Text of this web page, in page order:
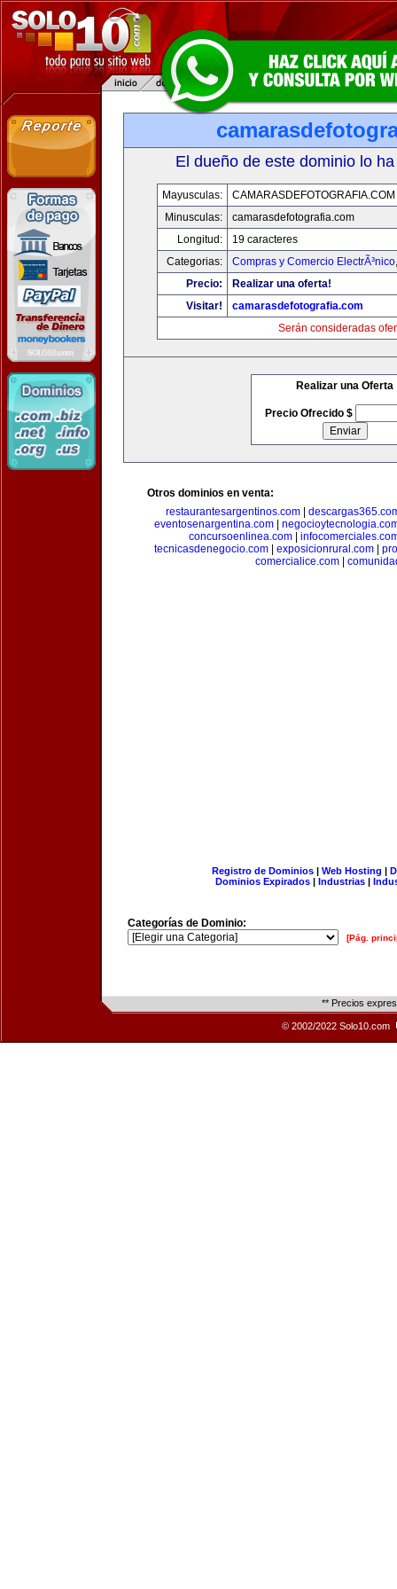
El dueño de este dominio lo
Mayusculas:
CAMARASDEFOTOGRAFIA.COM
Minusculas:
camarasdefotografia.com
Longitud:
19 caracteres
Categorias:
Compras y Comercio ElectrÃ³nico
Precio:
Realizar una oferta!
Visitar!
camarasdefotografia.com
Serán consideradas
Realizar una Oferta
Precio Ofrecido $
Otros dominios en venta:
restaurantesargentinos.com
eventosenargentina.com
concursoenlinea.com|
tecnicasdenegocio.com
exposicionrural.com
comercialice.com|
Registro de Dominios| Web Hosting |
Dominios Expirados | Industrias |
Categorías de Dominio:
[Pág.
** Precios
© 2002/2022 Solo10.com